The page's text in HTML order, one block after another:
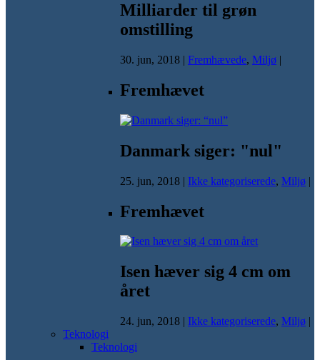
Milliarder til grøn
omstilling
30. jun, 2018 | Fremhævede, Miljø |
Fremhævet
Danmark siger: "nul"
25. jun, 2018 | Ikke kategoriserede, Miljø |
Fremhævet
Isen hæver sig 4 cm om
året
24. jun, 2018 | Ikke kategoriserede, Miljø |
Teknologi
Teknologi